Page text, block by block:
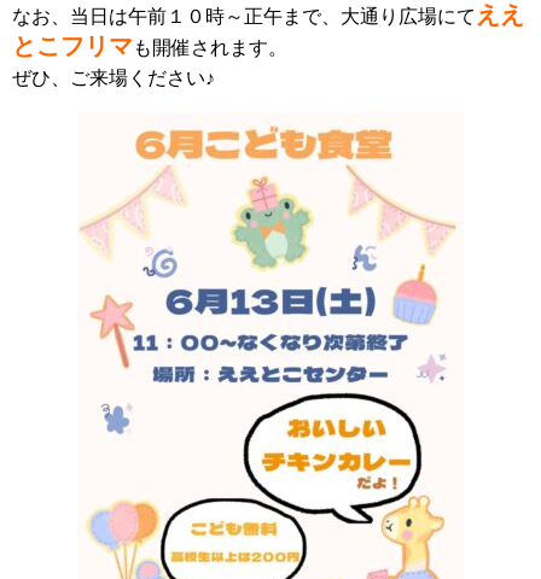
なお、当日は午前１０時～正午まで、大通り広場にて ええ
とこフリマ も開催されます。
ぜひ、ご来場ください♪